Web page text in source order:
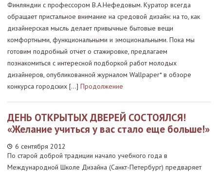
Финляндии с профессором В.А.Нефедовым. Куратор всегда
обращает пристальное внимание на средовой дизайн: на то, как
дизайнерская мысль делает привычные бытовые вещи
комфортными, функциональными и эмоциональными. Пока мы
готовим подробный отчет о стажировке, предлагаем
познакомиться с интересной подборкой работ молодых
дизайнеров, опубликованной журналом Wallpaper* в обзоре
конкурса городских […] Продолжение
ДЕНЬ ОТКРЫТЫХ ДВЕРЕЙ СОСТОЯЛСЯ!
«Желание учиться у вас стало еще больше!»
6 сентября 2012
По старой доброй традиции начало учебного года в
Международной Школе Дизайна (Санкт-Петербург) предваряет